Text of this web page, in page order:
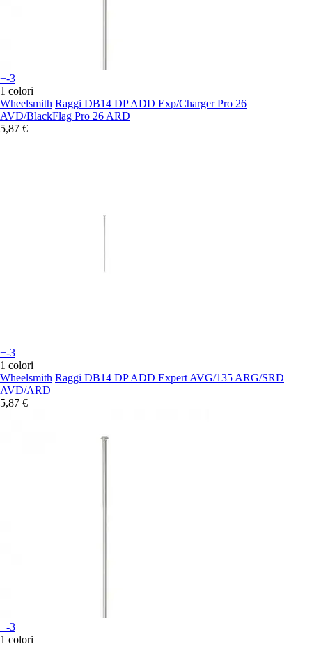
+-3
1 colori
Wheelsmith Raggi DB14 DP ADD Exp/Charger Pro 26
AVD/BlackFlag Pro 26 ARD
5,87 €
+-3
1 colori
Wheelsmith Raggi DB14 DP ADD Expert AVG/135 ARG/SRD
AVD/ARD
5,87 €
+-3
1 colori